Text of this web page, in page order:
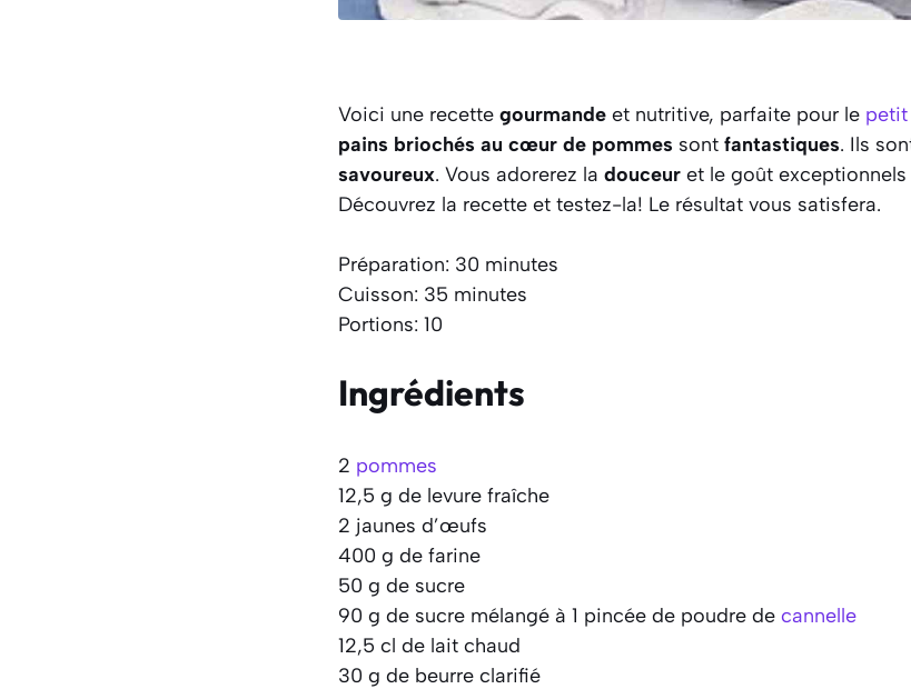
Voici une recette gourmande et nutritive, parfaite pour le petit
pains briochés au cœur de pommes sont fantastiques. Ils
savoureux. Vous adorerez la douceur et le goût exceptionnels
Découvrez la recette et testez-la! Le résultat vous satisfera.
Préparation: 30 minutes
Cuisson: 35 minutes
Portions: 10
Ingrédients
2 pommes
12,5 g de levure fraîche
2 jaunes d’œufs
400 g de farine
50 g de sucre
90 g de sucre mélangé à 1 pincée de poudre de cannelle
12,5 cl de lait chaud
30 g de beurre clarifié